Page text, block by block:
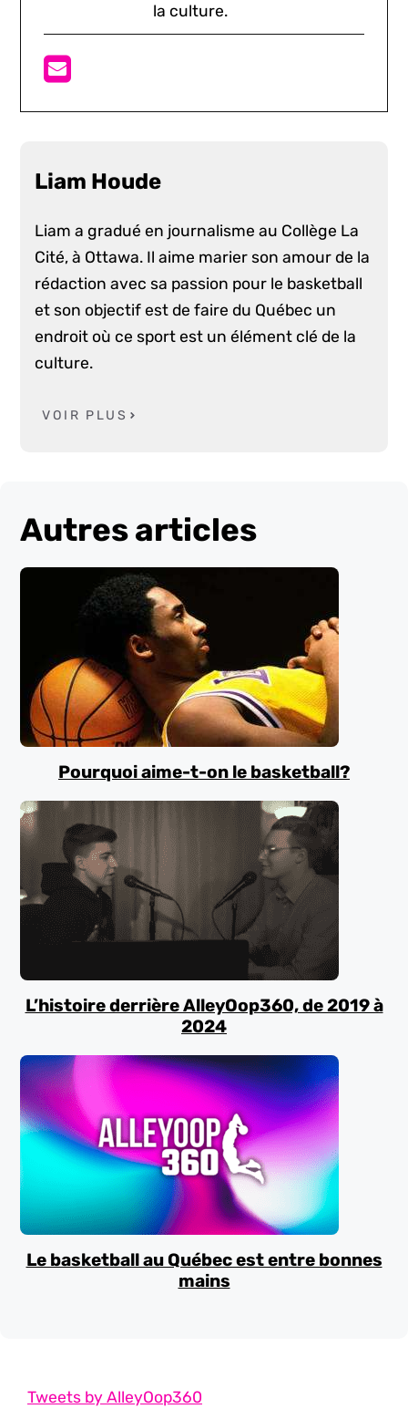
la culture.
Liam Houde
Liam a gradué en journalisme au Collège La
Cité, à Ottawa. Il aime marier son amour de la
rédaction avec sa passion pour le basketball
et son objectif est de faire du Québec un
endroit où ce sport est un élément clé de la
culture.
VOIR PLUS
Autres articles
Pourquoi aime-t-on le basketball?
L’histoire derrière AlleyOop360, de 2019 à
2024
Le basketball au Québec est entre bonnes
mains
Tweets by AlleyOop360